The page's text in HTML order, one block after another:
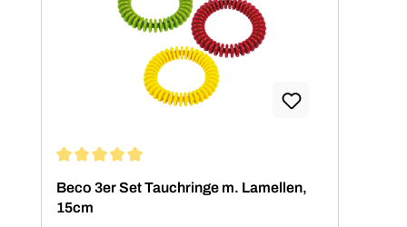
Beco 3er Set Tauchringe m. Lamellen,
15cm